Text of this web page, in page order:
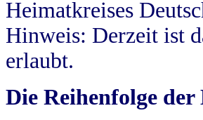
Heimatkreises
Hinweis: Derzeit ist
erlaubt.
Die Reihenfolge